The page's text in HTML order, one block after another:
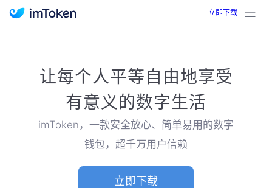
立即下载
imToken 官网｜联合TRX空投大礼包
让每个人平等自由地享受
有意义的数字生活
imToken，一款安全放心、简单易用的数字
钱包，超千万用户信赖
立即下载